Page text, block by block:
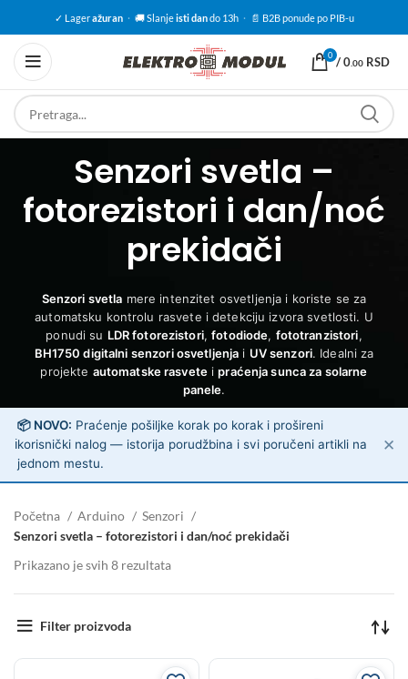
✓ Lageražuran · 🚚 Slanjeisti dando 13h · 📄 B2B ponude po PIB-u
0 /0.00 RSD
Senzori svetla –
fotorezistori i dan/noć
prekidači
Senzori svetla mere intenzitet osvetljenja i koriste se za
automatsku kontrolu rasvete i detekciju izvora svetlosti. U
ponudi su LDR fotorezistori,fotodiode, fototranzistori,
BH1750 digitalni senzori osvetljenja i UV senzori. Idealni za
projekte automatske rasveteipraćenja sunca za solarne
panele.
ℹ️
📦 NOVO: Praćenje pošiljke korak po korak i prošireni
korisnički nalog — istorija porudžbina i svi poručeni artikli na
jednom mestu.
✕
Početna Arduino
Senzori
Senzori svetla – fotorezistori i dan/noć prekidači
Prikazano je svih 8 rezultata
Filter proizvoda